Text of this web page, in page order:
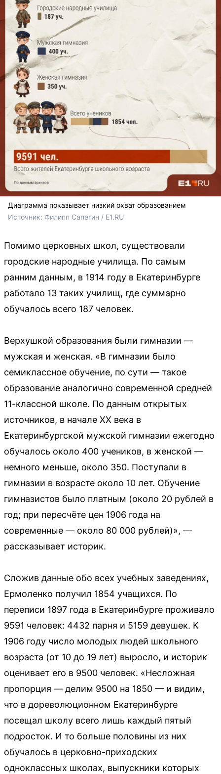
Диаграмма показывает низкий охват образованием
Источник: Филипп Сапегин / E1.RU
Помимо церковных школ, существовали
городские народные училища. По самым
ранним данным, в 1914 году в Екатеринбурге
работало 13 таких училищ, где суммарно
обучалось всего 187 человек.
Верхушкой образования были гимназии —
мужская и женская. «В гимназии было
семиклассное обучение, по сути — такое
образование аналогично современной средней
11-классной школе. По данным открытых
источников, в начале ХХ века в
Екатеринбургской мужской гимназии ежегодно
обучалось около 400 учеников, в женской —
немного меньше, около 350. Поступали в
гимназии в возрасте около 10 лет. Обучение
гимназистов было платным (около 20 рублей в
год; при пересчёте цен 1906 года на
современные — около 80 000 рублей)», —
рассказывает историк.
Сложив данные обо всех учебных заведениях,
Ермоленко получил 1854 учащихся. По
переписи 1897 года в Екатеринбурге проживало
9591 человек: 4432 парня и 5159 девушек. К
1906 году число молодых людей школьного
возраста (от 10 до 19 лет) выросло, и историк
оценивает его в 9500 человек. «Несложная
пропорция — делим 9500 на 1850 — и видим,
что в дореволюционном Екатеринбурге
посещал школу всего лишь каждый пятый
подросток. И то больше половины из них
обучалось в церковно-приходских
одноклассных школах, выпускники которых